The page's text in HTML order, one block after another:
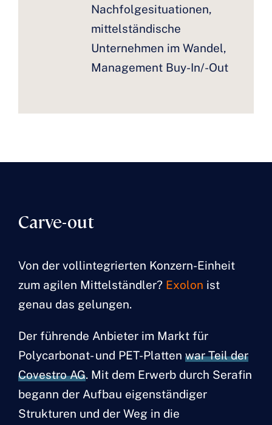
Nachfolgesituationen,
mittelständische
Unternehmen im Wandel,
Management Buy-In/-Out
Carve-out
Von der vollintegrierten Konzern-Einheit
zum agilen Mittelständler? Exolon ist
genau das gelungen.
Der führende Anbieter im Markt für
Polycarbonat- und PET-Platten war Teil der
Covestro AG. Mit dem Erwerb durch Serafin
begann der Aufbau eigenständiger
Strukturen und der Weg in die